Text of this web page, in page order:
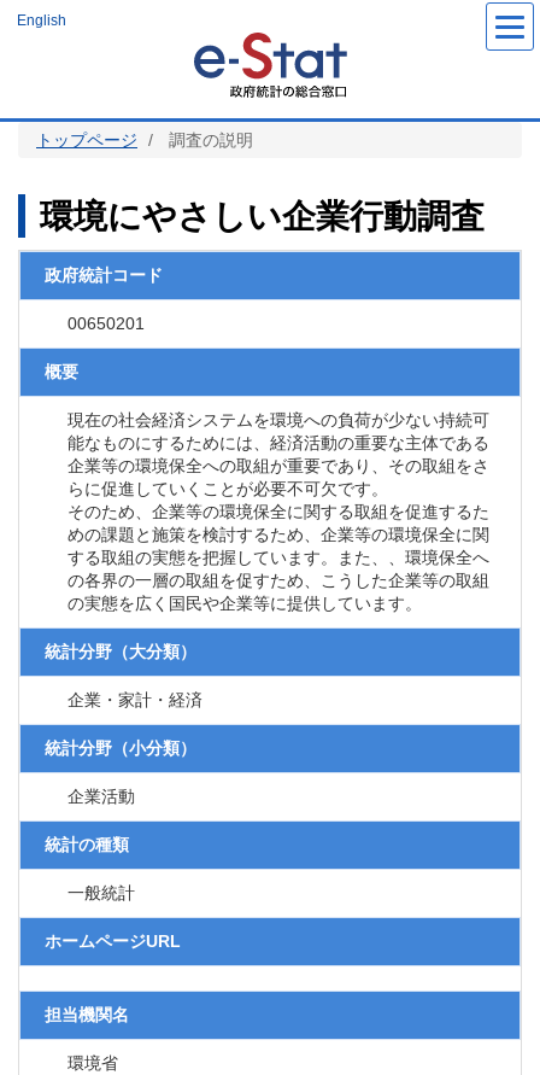
ツ
English
トップページ 調査の説明
環境にやさしい企業行動調査
政府統計コード
00650201
概要
現在の社会経済システムを環境への負荷が少ない持続可
能なものにするためには、経済活動の重要な主体である
企業等の環境保全への取組が重要であり、その取組をさ
らに促進していくことが必要不可欠です。
そのため、企業等の環境保全に関する取組を促進するた
めの課題と施策を検討するため、企業等の環境保全に関
する取組の実態を把握しています。また、、環境保全へ
の各界の一層の取組を促すため、こうした企業等の取組
の実態を広く国民や企業等に提供しています。
統計分野（大分類）
企業・家計・経済
統計分野（小分類）
企業活動
統計の種類
一般統計
ホームページURL
担当機関名
環境省